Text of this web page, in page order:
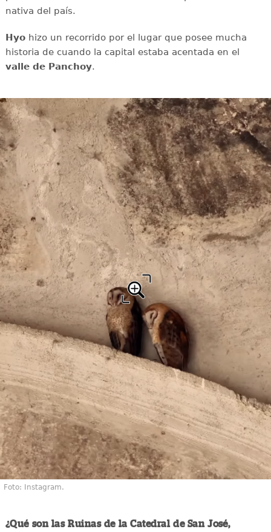
nativa del país.
Hyohizo un recorrido por el lugar que posee mucha
historia de cuando la capital estaba acentada en el
valle de Panchoy.
Foto: Instagram.
¿Qué son las Ruinas de la Catedral de San José,